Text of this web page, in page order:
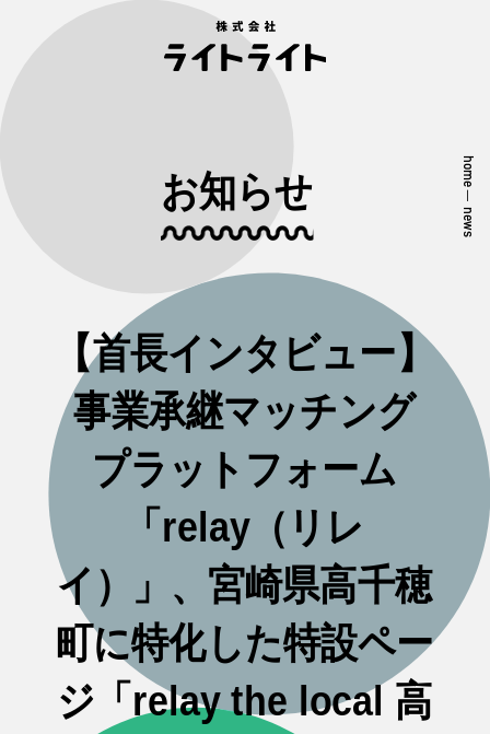
お知らせ
【首長インタビュー】
事業承継マッチング
プラットフォーム
「relay（リレ
イ）」、宮崎県高千穂
町に特化した特設ペー
ジ「relay the local 高
home
—
news